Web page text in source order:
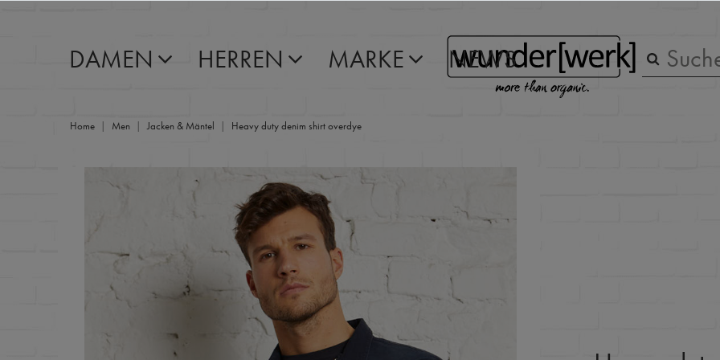
DAMEN HERREN MARKE NEWS
Home Men Jacken & Mäntel Heavy duty denim shirt overdye